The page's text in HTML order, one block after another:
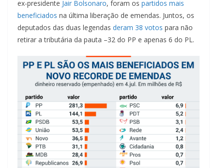
ex-presidente Jair Bolsonaro, foram os partidos mais
beneficiados na última liberação de emendas. Juntos, os
deputados das duas legendas deram 38 votos para não
retirar a tributária da pauta –32 do PP e apenas 6 do PL.